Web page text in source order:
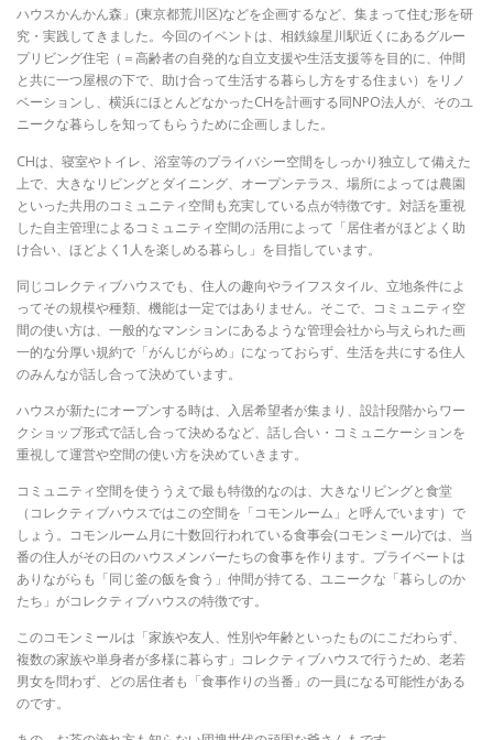
ハウスかんかん森」(東京都荒川区)などを企画するなど、集まって住む形を研
究・実践してきました。今回のイベントは、相鉄線星川駅近くにあるグルー
プリビング住宅（＝高齢者の自発的な自立支援や生活支援等を目的に、仲間
と共に一つ屋根の下で、助け合って生活する暮らし方をする住まい）をリノ
ベーションし、横浜にほとんどなかったCHを計画する同NPO法人が、そのユ
ニークな暮らしを知ってもらうために企画しました。
CHは、寝室やトイレ、浴室等のプライバシー空間をしっかり独立して備えた
上で、大きなリビングとダイニング、オープンテラス、場所によっては農園
といった共用のコミュニティ空間も充実している点が特徴です。対話を重視
した自主管理によるコミュニティ空間の活用によって「居住者がほどよく助
け合い、ほどよく1人を楽しめる暮らし」を目指しています。
同じコレクティブハウスでも、住人の趣向やライフスタイル、立地条件によ
ってその規模や種類、機能は一定ではありません。そこで、コミュニティ空
間の使い方は、一般的なマンションにあるような管理会社から与えられた画
一的な分厚い規約で「がんじがらめ」になっておらず、生活を共にする住人
のみんなが話し合って決めています。
ハウスが新たにオープンする時は、入居希望者が集まり、設計段階からワー
クショップ形式で話し合って決めるなど、話し合い・コミュニケーションを
重視して運営や空間の使い方を決めていきます。
コミュニティ空間を使ううえで最も特徴的なのは、大きなリビングと食堂
（コレクティブハウスではこの空間を「コモンルーム」と呼んでいます）で
しょう。コモンルーム月に十数回行われている食事会(コモンミール)では、当
番の住人がその日のハウスメンバーたちの食事を作ります。プライベートは
ありながらも「同じ釜の飯を食う」仲間が持てる、ユニークな「暮らしのか
たち」がコレクティブハウスの特徴です。
このコモンミールは「家族や友人、性別や年齢といったものにこだわらず、
複数の家族や単身者が多様に暮らす」コレクティブハウスで行うため、老若
男女を問わず、どの居住者も「食事作りの当番」の一員になる可能性がある
のです。